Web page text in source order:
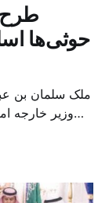
طرح
حوثی‌ها
ملک سلمان بن
وزیر خارجه
دوستانه و